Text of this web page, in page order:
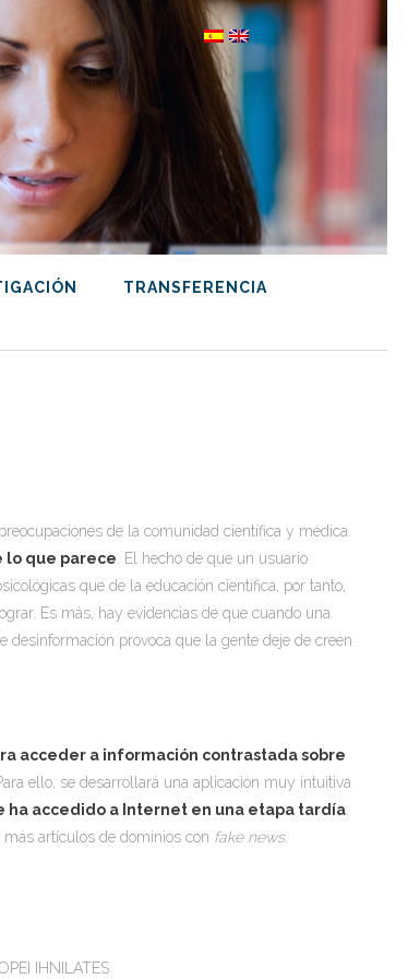
TRANSFERENCIA
de la comunidad científica y médica.
lo que parece . El hecho de que un usuario
que de la educación científica, por tanto,
Es más, hay evidencias de que cuando una
desinformación provoca que la gente deje de creen
acceder a información contrastada sobre
Para ello, se desarrollará una aplicación muy intuitiva
ha accedido a Internet en una etapa tardía
artículos de dominios con fake news.
IHNILATES